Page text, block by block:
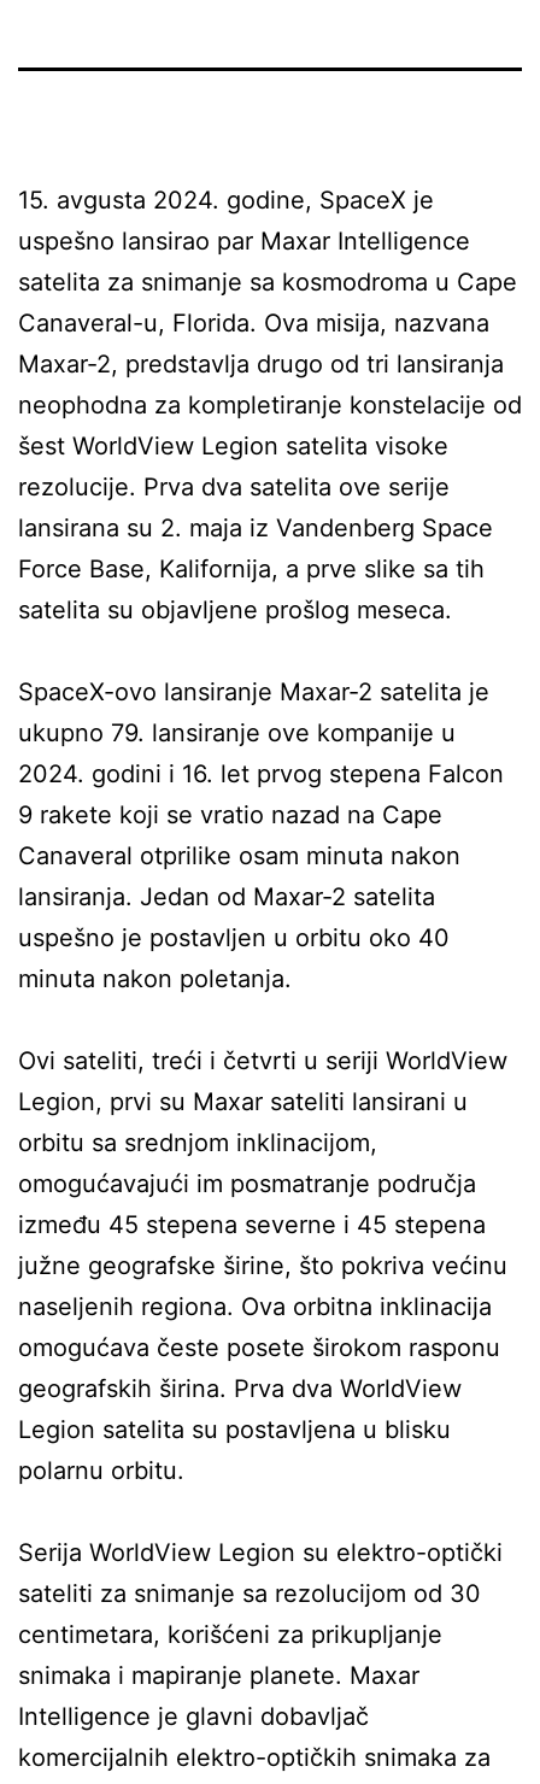
15. avgusta 2024. godine, SpaceX je
uspešno lansirao par Maxar Intelligence
satelita za snimanje sa kosmodroma u Cape
Canaveral-u, Florida. Ova misija, nazvana
Maxar-2, predstavlja drugo od tri lansiranja
neophodna za kompletiranje konstelacije od
šest WorldView Legion satelita visoke
rezolucije. Prva dva satelita ove serije
lansirana su 2. maja iz Vandenberg Space
Force Base, Kalifornija, a prve slike sa tih
satelita su objavljene prošlog meseca.
SpaceX-ovo lansiranje Maxar-2 satelita je
ukupno 79. lansiranje ove kompanije u
2024. godini i 16. let prvog stepena Falcon
9 rakete koji se vratio nazad na Cape
Canaveral otprilike osam minuta nakon
lansiranja. Jedan od Maxar-2 satelita
uspešno je postavljen u orbitu oko 40
minuta nakon poletanja.
Ovi sateliti, treći i četvrti u seriji WorldView
Legion, prvi su Maxar sateliti lansirani u
orbitu sa srednjom inklinacijom,
omogućavajući im posmatranje područja
između 45 stepena severne i 45 stepena
južne geografske širine, što pokriva većinu
naseljenih regiona. Ova orbitna inklinacija
omogućava česte posete širokom rasponu
geografskih širina. Prva dva WorldView
Legion satelita su postavljena u blisku
polarnu orbitu.
Serija WorldView Legion su elektro-optički
sateliti za snimanje sa rezolucijom od 30
centimetara, korišćeni za prikupljanje
snimaka i mapiranje planete. Maxar
Intelligence je glavni dobavljač
komercijalnih elektro-optičkih snimaka za